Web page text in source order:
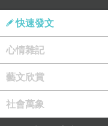
所有客房都有提供
的舒適感。 飯店
步道, 滑雪，都是
設施與得天獨厚的
新潟旅遊時的最佳
快速發文
心情雜記
藝文欣賞
社會萬象